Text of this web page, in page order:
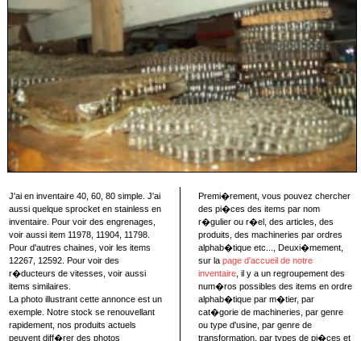
J'ai en inventaire 40, 60, 80 simple. J'ai
aussi quelque sprocket en stainless en
inventaire. Pour voir des engrenages,
voir aussi item 11978, 11904, 11798.
Pour d'autres chaines, voir les items
12267, 12592. Pour voir des
r�ducteurs de vitesses, voir aussi
items similaires.
La photo illustrant cette annonce est un
exemple. Notre stock se renouvellant
rapidement, nos produits actuels
peuvent diff�rer des photos
Premi�rement, vous pouvez chercher
des pi�ces des items par nom
r�gulier ou r�el, des articles, des
produits, des machineries par ordres
alphab�tique etc..., Deuxi�mement,
sur la page d'accueil de notre
inventaire , il y a un regroupement des
num�ros possibles des items en ordre
alphab�tique par m�tier, par
cat�gorie de machineries, par genre
ou type d'usine, par genre de
transformation, par types de pi�ces et